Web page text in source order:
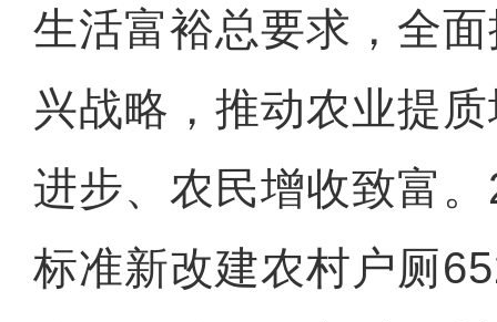
生活富裕总要求，全
兴战略，推动农业提
进步、农民增收致富
标准新改建农村户厕